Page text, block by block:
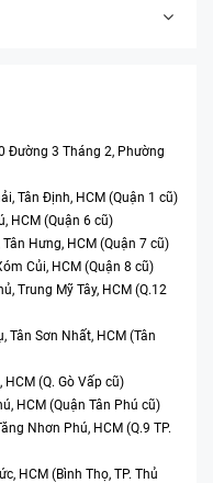
Đường 3 Tháng 2, Phường
Tân Định, HCM (Quận 1 cũ)
HCM (Quận 6 cũ)
Hưng, HCM (Quận 7 cũ)
Củi, HCM (Quận 8 cũ)
Trung Mỹ Tây, HCM (Q.12
Tân Sơn Nhất, HCM (Tân
(Q. Gò Vấp cũ)
HCM (Quận Tân Phú cũ)
Nhơn Phú, HCM (Q.9 TP.
HCM (Bình Thọ, TP. Thủ